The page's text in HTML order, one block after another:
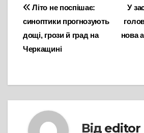
Навігація
записів
У
нова
Літо не поспішає:
синоптики прогнозують
дощі, грози й град на
Черкащині
Від editor